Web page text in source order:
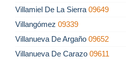
Villamiel De La Sierra 09649
Villangómez 09339
Villanueva De Argaño 09652
Villanueva De Carazo 09611